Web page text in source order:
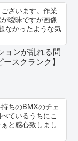
ざいます。作業
曖昧ですが画像
なかったような気
ョンが乱れる問
スクランク】
ちのBMXのチェ
ているうちにこ
と感心致しまし